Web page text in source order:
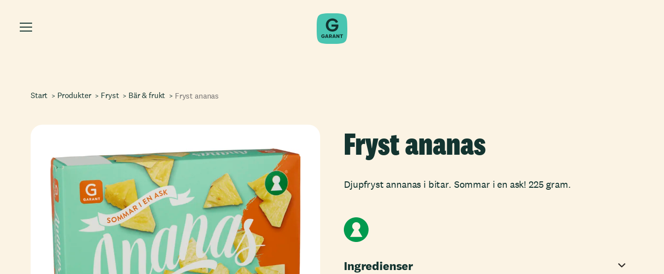
Start Produkter Fryst Bär & frukt Fryst ananas
Fryst ananas
Djupfryst annanas i bitar. Sommar i en ask! 225 gram.
Ingredienser